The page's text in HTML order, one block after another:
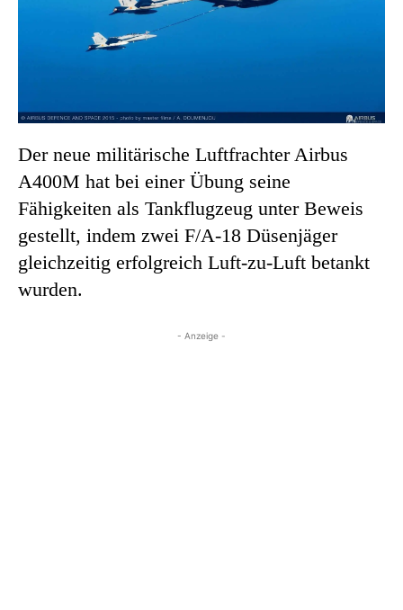
Der neue militärische Luftfrachter Airbus
A400M hat bei einer Übung seine
Fähigkeiten als Tankflugzeug unter Beweis
gestellt, indem zwei F/A-18 Düsenjäger
gleichzeitig erfolgreich Luft-zu-Luft betankt
wurden.
- Anzeige -